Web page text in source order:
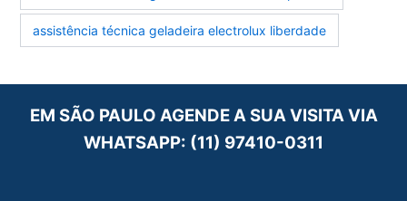
assistência técnica geladeira electrolux liberdade
EM SÃO PAULO AGENDE A SUA VISITA VIA
WHATSAPP: (11) 97410-0311